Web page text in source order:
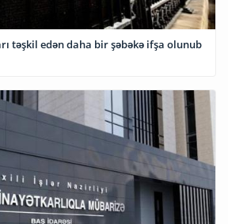
təşkil edən daha bir şəbəkə ifşa olunub